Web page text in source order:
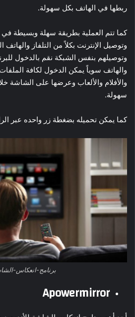
ربطها في الهاتف بكل سهولة.
كما تتم العملية بطريقة سهلة وبسيطة في
وتوصيل الإنترنت بكلاً من التلفاز
وتوصيلهم بنفس الشبكة نقم بالدخول
والهاتف سوياً يمكن الدخول لكافة
والأفلام والألعاب وعرضها على الشاشة
سهولة.
كما يمكن تحميله بضغطة زر واحده عبر
برنامج-انعكاس-
Apowermirror